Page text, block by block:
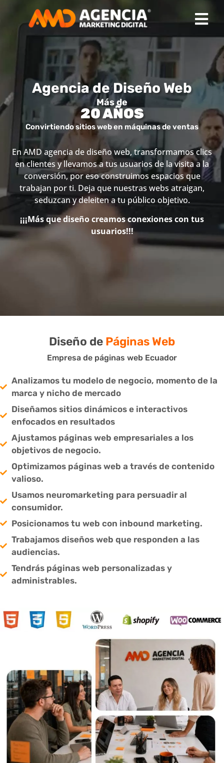
Agencia de Diseño Web
Más de
20 AÑOS
Convirtiendo sitios web en máquinas de ventas
En AMD agencia de diseño web, transformamos clics
en clientes y llevamos a tus usuarios de la visita a la
conversión, por eso construimos espacios que
trabajan por ti. Deja que nuestras webs atraigan,
seduzcan y deleiten a tu público objetivo.
¡¡¡Más que diseño creamos conexiones con tus
usuarios!!!
Diseño de Páginas Web
Empresa de páginas web Ecuador
Analizamos tu modelo de negocio, momento de la
marca y nicho de mercado
Diseñamos sitios dinámicos e interactivos
enfocados en resultados
Ajustamos páginas web empresariales a los
objetivos de negocio.
Optimizamos páginas web a través de contenido
valioso.
Usamos neuromarketing para persuadir al
consumidor.
Posicionamos tu web con inbound marketing.
Trabajamos diseños web que responden a las
audiencias.
Tendrás páginas web personalizadas y
administrables.